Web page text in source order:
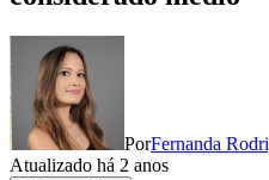
PorFernanda
Atualizado há 2 anos